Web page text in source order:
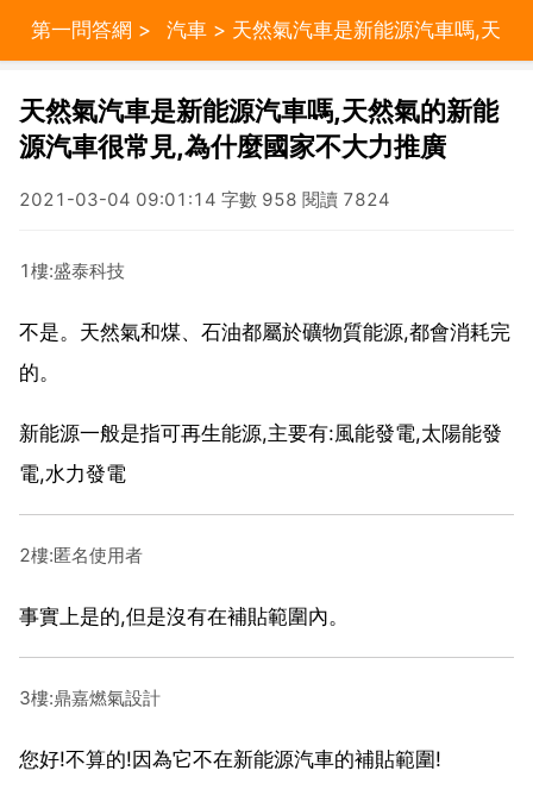
第一問答網 > 汽車 > 天然氣汽車是新能源汽車嗎,天
然氣的新能源汽車很常見,為什麼國家不大力推廣
天然氣汽車是新能源汽車嗎,天然氣的新能
源汽車很常見,為什麼國家不大力推廣
2021-03-04 09:01:14 字數 958 閱讀 7824
1樓:盛泰科技
不是。天然氣和煤、石油都屬於礦物質能源,都會消耗完
的。
新能源一般是指可再生能源,主要有:風能發電,太陽能發
電,水力發電
2樓:匿名使用者
事實上是的,但是沒有在補貼範圍內。
3樓:鼎嘉燃氣設計
您好!不算的!因為它不在新能源汽車的補貼範圍!